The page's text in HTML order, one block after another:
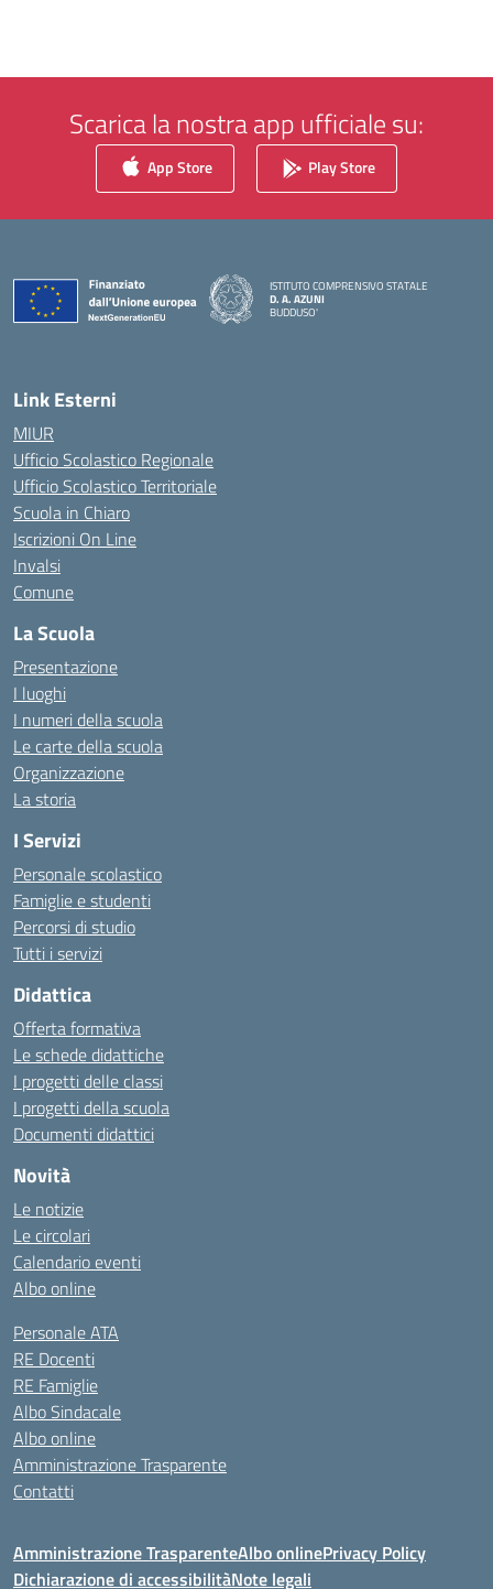
Scarica la nostra app ufficiale su:
App Store Play Store
ISTITUTO COMPRENSIVO STATALE
D. A. AZUNI
BUDDUSO'
Link Esterni
MIUR
Ufficio Scolastico Regionale
Ufficio Scolastico Territoriale
Scuola in Chiaro
Iscrizioni On Line
Invalsi
Comune
La Scuola
Presentazione
I luoghi
I numeri della scuola
Le carte della scuola
Organizzazione
La storia
I Servizi
Personale scolastico
Famiglie e studenti
Percorsi di studio
Tutti i servizi
Didattica
Offerta formativa
Le schede didattiche
I progetti delle classi
I progetti della scuola
Documenti didattici
Novità
Le notizie
Le circolari
Calendario eventi
Albo online
Personale ATA
RE Docenti
RE Famiglie
Albo Sindacale
Albo online
Amministrazione Trasparente
Contatti
Amministrazione TrasparenteAlbo onlinePrivacy Policy
Dichiarazione di accessibilitàNote legali